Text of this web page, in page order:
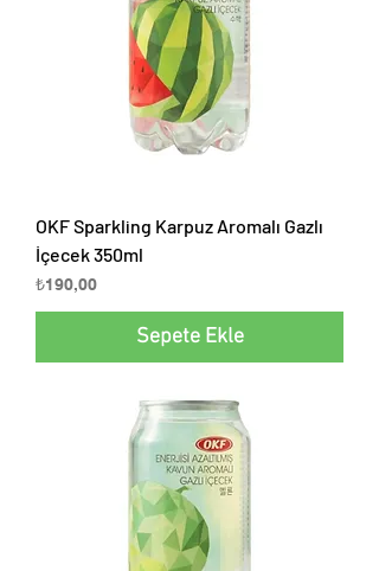
OKF Sparkling Karpuz Aromalı Gazlı
İçecek 350ml
Fiyat
₺190,00
Sepete Ekle